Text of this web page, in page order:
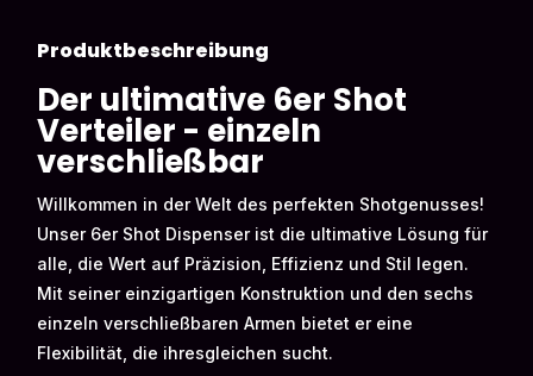
Produktbeschreibung
Der ultimative 6er Shot
Verteiler - einzeln
verschließbar
Willkommen in der Welt des perfekten Shotgenusses!
Unser 6er Shot Dispenser ist die ultimative Lösung für
alle, die Wert auf Präzision, Effizienz und Stil legen.
Mit seiner einzigartigen Konstruktion und den sechs
einzeln verschließbaren Armen bietet er eine
Flexibilität, die ihresgleichen sucht.